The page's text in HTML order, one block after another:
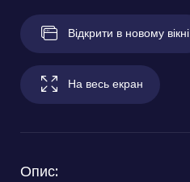
Відкрити в новому вікні
На весь екран
Опис: